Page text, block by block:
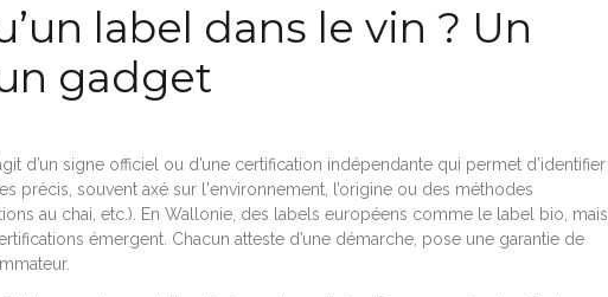
label dans le vin ? Un
gadget
d’un signe officiel ou d’une certification indépendante qui permet d’identifier
précis, souvent axé sur l'environnement, l’origine ou des méthodes
au chai, etc.). En Wallonie, des labels européens comme le label bio, mais
émergent. Chacun atteste d’une démarche, pose une garantie de